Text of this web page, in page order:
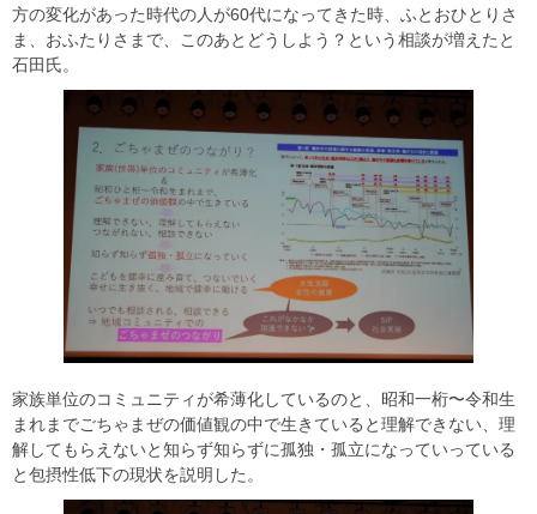
方の変化があった時代の人が60代になってきた時、ふとおひとりさ
ま、おふたりさまで、このあとどうしよう？という相談が増えたと
石田氏。
家族単位のコミュニティが希薄化しているのと、昭和一桁〜令和生
まれまでごちゃまぜの価値観の中で生きていると理解できない、理
解してもらえないと知らず知らずに孤独・孤立になっていっている
と包摂性低下の現状を説明した。